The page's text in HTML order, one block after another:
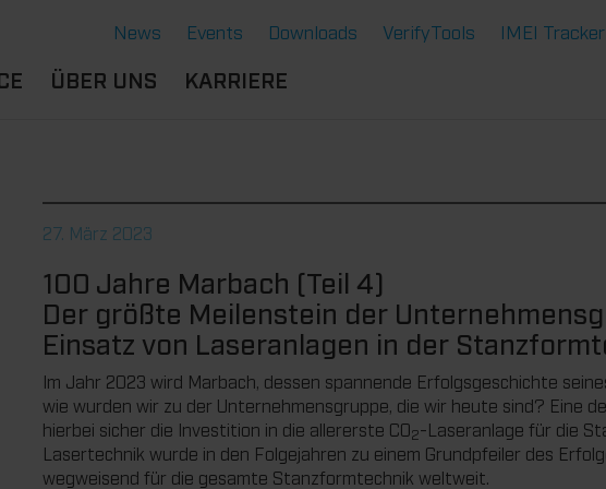
News Events Downloads VerifyTools IMEI Tracker
THERMOFORMEN
THERMOFORMEN
ÜBER UNS KARRIERE
STUDIUM
DU BIST
STUDENT:IN
BENEFITS
OFFENE JOBS
27. März 2023
100 Jahre Marbach (Teil 4)
Der größte Meilenstein der
Einsatz von Laseranlagen in der
Im Jahr 2023 wird Marbach, dessen spannende Erfolgsgeschichte
wie wurden wir zu der Unternehmensgruppe, die wir heute sind? Eine
hierbei sicher die Investition in die allererste CO2-Laseranlage für die
Lasertechnik wurde in den Folgejahren zu einem Grundpfeiler des
wegweisend für die gesamte Stanzformtechnik weltweit.